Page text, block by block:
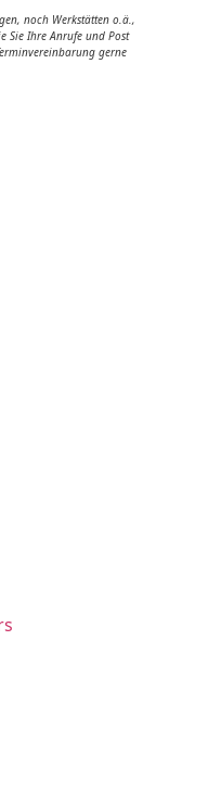
noch Werkstätten o.ä.,
Sie Ihre Anrufe und Post
gerne